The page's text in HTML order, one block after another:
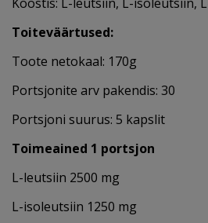
Toiteväärtused:
Toote netokaal: 170g
Portsjonite arv pakendis: 30
Portsjoni suurus: 5 kapslit
Toimeained 1 portsjon
L-leutsiin 2500 mg
L-isoleutsiin 1250 mg